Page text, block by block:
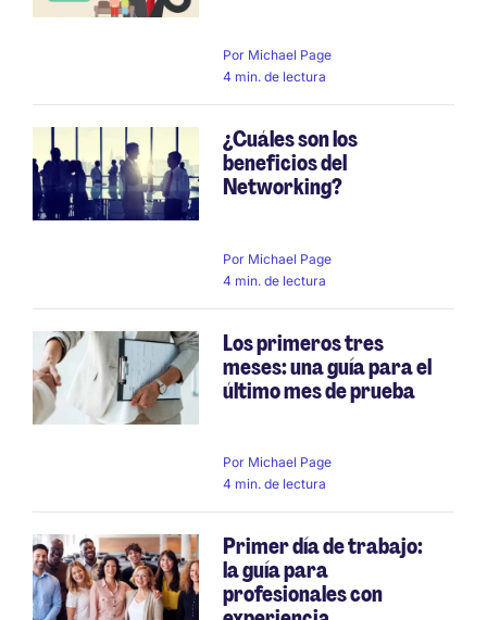
Por Michael Page
4 min. de lectura
¿Cuáles son los
beneficios del
Networking?
Por Michael Page
4 min. de lectura
Los primeros tres
meses: una guía para el
último mes de prueba
Por Michael Page
4 min. de lectura
Primer día de trabajo:
la guía para
profesionales con